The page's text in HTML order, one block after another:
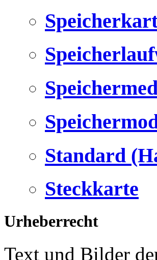
Standard
Steckkarte
Urheberrecht
Text und Bilder